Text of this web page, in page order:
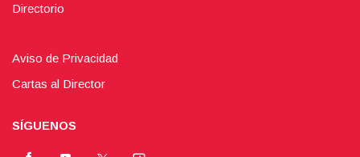
Directorio
Aviso de Privacidad
Cartas al Director
SÍGUENOS